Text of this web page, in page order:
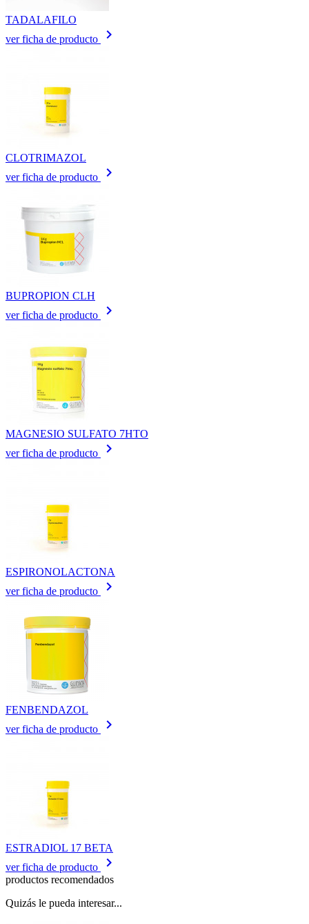
TADALAFILO
ver ficha de producto
keyboard_arrow_right
CLOTRIMAZOL
ver ficha de producto
keyboard_arrow_right
BUPROPION CLH
ver ficha de producto
keyboard_arrow_right
MAGNESIO SULFATO 7HTO
ver ficha de producto
keyboard_arrow_right
ESPIRONOLACTONA
ver ficha de producto
keyboard_arrow_right
FENBENDAZOL
ver ficha de producto
keyboard_arrow_right
ESTRADIOL 17 BETA
ver ficha de producto
keyboard_arrow_right
productos recomendados
Quizás le pueda interesar...